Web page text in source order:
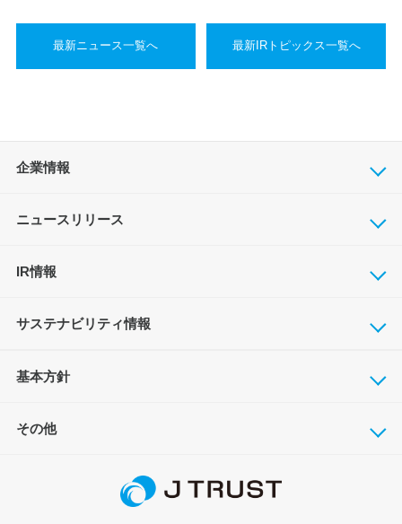
最新ニュース一覧へ 最新IRトピックス一覧へ
企業情報
ニュースリリース
IR情報
サステナビリティ情報
基本方針
その他